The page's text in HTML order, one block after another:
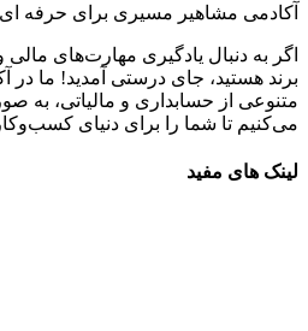
آکادمی مشاهیر مسیری برای حرفه
اگر به دنبال یادگیری مهارت‌های مالی
برند هستید، جای درستی آمدید! ما در
متنوعی از حسابداری و مالیاتی، به
می‌کنیم تا شما را برای دنیای
لینک های مفید